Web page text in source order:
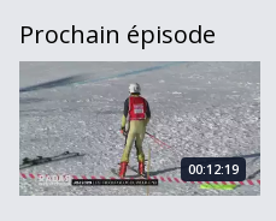
Prochain épisode
Journal du 20 janvier 2020
00:12:19